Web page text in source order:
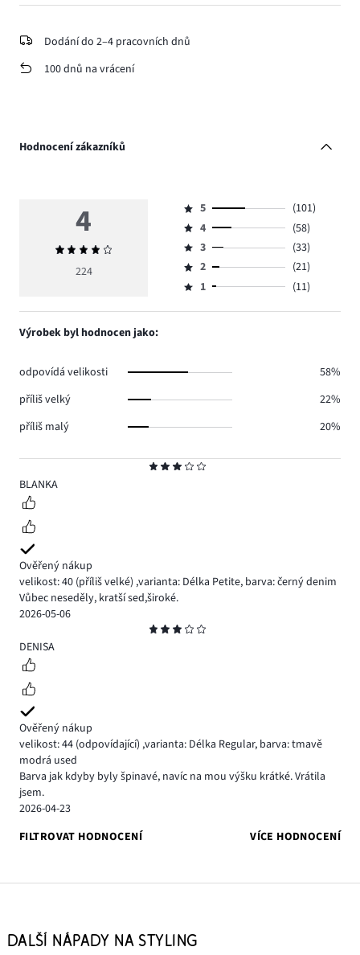
Dodání do 2–4 pracovních dnů
100 dnů na vrácení
Hodnocení zákazníků
3
BLANKA
Ověřený nákup
velikost: 40 (příliš velké) ,varianta: Délka Petite, barva: černý denim
Vůbec neseděly, kratší sed,široké.
2026-05-06
3
DENISA
Ověřený nákup
velikost: 44 (odpovídající) ,varianta: Délka Regular, barva: tmavě
modrá used
Barva jak kdyby byly špinavé, navíc na mou výšku krátké. Vrátila
jsem.
2026-04-23
FILTROVAT HODNOCENÍ
VÍCE HODNOCENÍ
4
Průměrné
hodnocení
224
Hodnocení
5,
počet
hlasů
101.
5
(101)
Hodnocení
4,
počet
hlasů
4
(58)
Hodnocení
3,
počet
3
(33)
Hodnocení
2,
2
(21)
Hodnocení
1,
1 (11)
Výrobek byl hodnocen jako:
odpovídá velikosti
58%
příliš velký
22%
příliš malý
20%
DALŠÍ NÁPADY NA STYLING